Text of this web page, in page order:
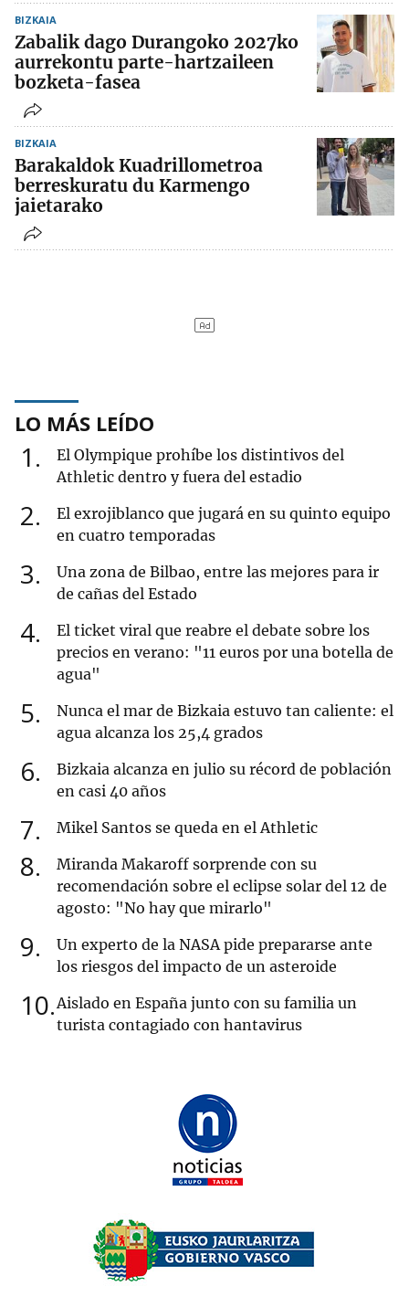
BIZKAIA
Zabalik dago Durangoko 2027ko
aurrekontu parte-hartzaileen
bozketa-fasea
BIZKAIA
Barakaldok Kuadrillometroa
berreskuratu du Karmengo
jaietarako
LO MÁS LEÍDO
1
El Olympique prohíbe los distintivos del
Athletic dentro y fuera del estadio
2
El exrojiblanco que jugará en su quinto equipo
en cuatro temporadas
3
Una zona de Bilbao, entre las mejores para ir
de cañas del Estado
4
El ticket viral que reabre el debate sobre los
precios en verano: "11 euros por una botella de
agua"
5
Nunca el mar de Bizkaia estuvo tan caliente: el
agua alcanza los 25,4 grados
6
Bizkaia alcanza en julio su récord de población
en casi 40 años
7 Mikel Santos se queda en el Athletic
8
Miranda Makaroff sorprende con su
recomendación sobre el eclipse solar del 12 de
agosto: "No hay que mirarlo"
9
Un experto de la NASA pide prepararse ante
los riesgos del impacto de un asteroide
10 Aislado en España junto con su familia un
turista contagiado con hantavirus